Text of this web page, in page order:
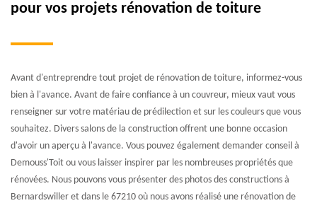
pour vos projets rénovation de toiture
Avant d'entreprendre tout projet de rénovation de toiture, informez-vous
bien à l'avance. Avant de faire confiance à un couvreur, mieux vaut vous
renseigner sur votre matériau de prédilection et sur les couleurs que vous
souhaitez. Divers salons de la construction offrent une bonne occasion
d'avoir un aperçu à l'avance. Vous pouvez également demander conseil à
Demouss'Toit ou vous laisser inspirer par les nombreuses propriétés que
rénovées. Nous pouvons vous présenter des photos des constructions à
Bernardswiller et dans le 67210 où nous avons réalisé une rénovation de